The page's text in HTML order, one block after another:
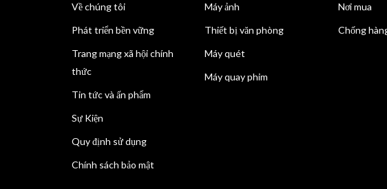
Về chúng tôi
Phát triển bền vững
Trang mạng xã hội chính
thức
Tin tức và ấn phẩm
Sự Kiện
Quy định sử dụng
Chính sách bảo mật
Máy ảnh
Thiết bị văn phòng
Máy quét
Máy quay phim
Nơi mua
Chống